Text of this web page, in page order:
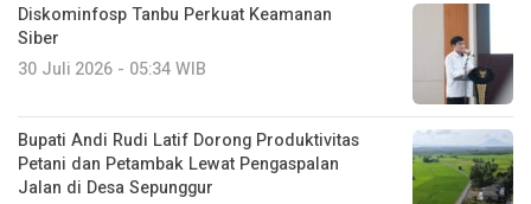
Diskominfosp Tanbu Perkuat Keamanan
Siber
30 Juli 2026 - 05:34 WIB
Bupati Andi Rudi Latif Dorong Produktivitas
Petani dan Petambak Lewat Pengaspalan
Jalan di Desa Sepunggur